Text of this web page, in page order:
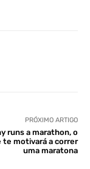
PRÓXIMO ARTIGO
runs a marathon, o
te motivará a correr
uma maratona